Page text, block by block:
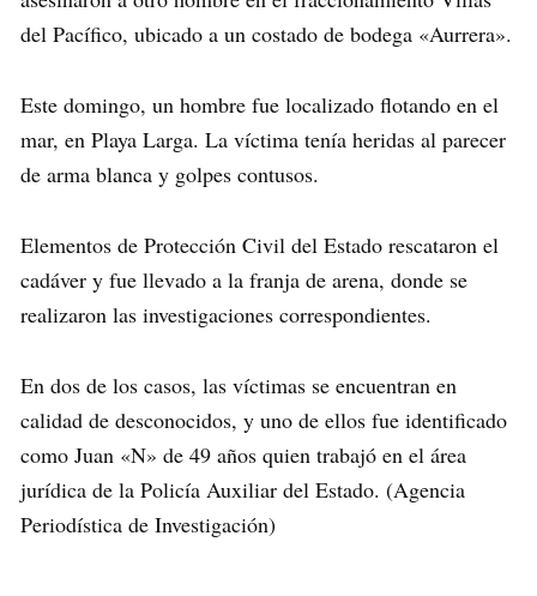
del Pacífico, ubicado a un costado de bodega «Aurrera».
Este domingo, un hombre fue localizado flotando en el
mar, en Playa Larga. La víctima tenía heridas al parecer
de arma blanca y golpes contusos.
Elementos de Protección Civil del Estado rescataron el
cadáver y fue llevado a la franja de arena, donde se
realizaron las investigaciones correspondientes.
En dos de los casos, las víctimas se encuentran en
calidad de desconocidos, y uno de ellos fue identificado
como Juan «N» de 49 años quien trabajó en el área
jurídica de la Policía Auxiliar del Estado. (Agencia
Periodística de Investigación)